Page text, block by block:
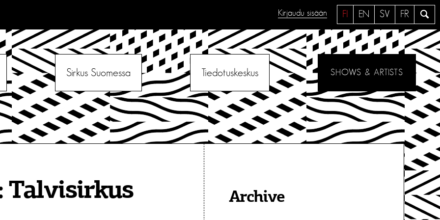
a
e
FI EN SV FR
Kirjaudu sisään
Sirkus Suomessa Tiedotuskeskus SHOWS & ARTISTS
Talvisirkus Archive